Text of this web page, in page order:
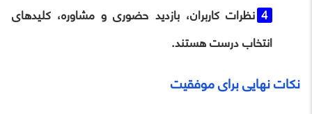
نظرات کاربران، بازدید حضوری و مشاوره، کلیدهای
انتخاب درست هستند.
نکات نهایی برای موفقیت